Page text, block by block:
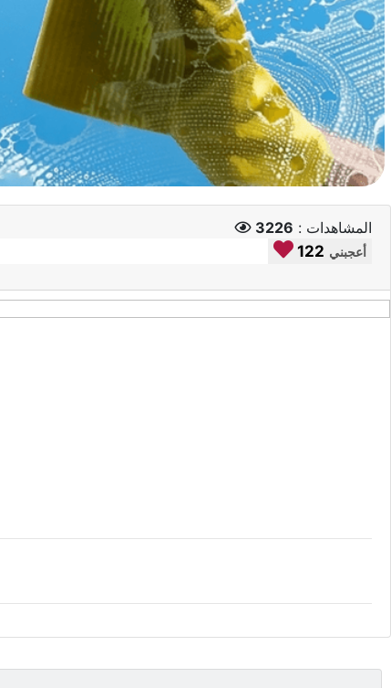
المشاهدات : 3226
122 أعجبني